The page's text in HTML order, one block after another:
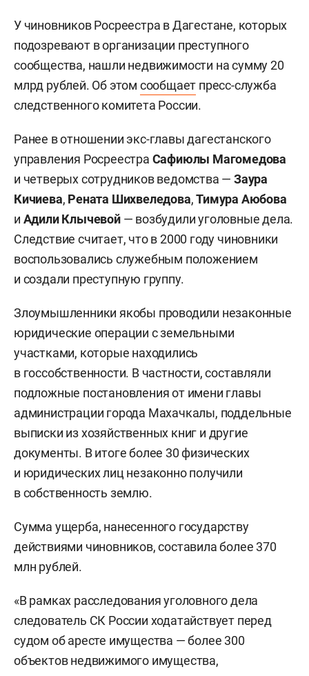
У чиновников Росреестра в Дагестане, которых
подозревают в организации преступного
сообщества, нашли недвижимости на сумму 20
млрд рублей. Об этом сообщает пресс-служба
следственного комитета России.
Ранее в отношении экс-главы дагестанского
управления Росреестра Сафиюлы Магомедова
и четверых сотрудников ведомства — Заура
Кичиева, Рената Шихвеледова,Тимура Аюбова
и Адили Клычевой— возбудили уголовные дела.
Следствие считает, что в 2000 году чиновники
воспользовались служебным положением
и создали преступную группу.
Злоумышленники якобы проводили незаконные
юридические операции с земельными
участками, которые находились
в госсобственности. В частности, составляли
подложные постановления от имени главы
администрации города Махачкалы, поддельные
выписки из хозяйственных книг и другие
документы. В итоге более 30 физических
и юридических лиц незаконно получили
в собственность землю.
Сумма ущерба, нанесенного государству
действиями чиновников, составила более 370
млн рублей.
«В рамках расследования уголовного дела
следователь СК России ходатайствует перед
судом об аресте имущества — более 300
объектов недвижимого имущества,